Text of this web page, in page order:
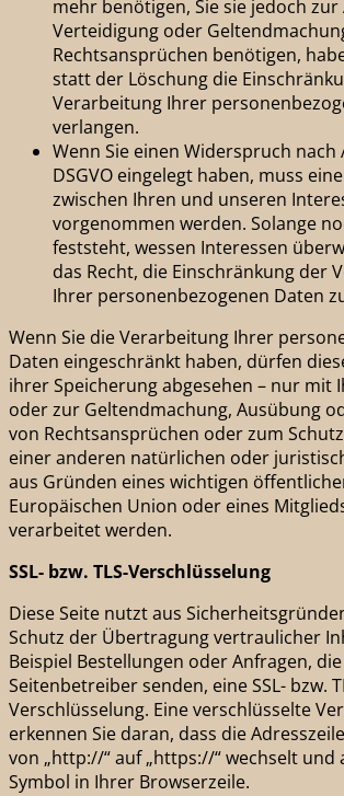
mehr benötigen, Sie sie jedoch zur
Verteidigung oder
Rechtsansprüchen benötigen,
statt der Löschung die
Verarbeitung Ihrer
verlangen.
Wenn Sie einen Widerspruch nach
DSGVO eingelegt haben, muss
zwischen Ihren und unseren
vorgenommen werden. Solange
feststeht, wessen Interessen
das Recht, die Einschränkung der
Ihrer personenbezogenen Daten
Wenn Sie die Verarbeitung Ihrer
Daten eingeschränkt haben, dürfen
ihrer Speicherung abgesehen – nur mit
oder zur Geltendmachung, Ausübung
von Rechtsansprüchen oder zum
einer anderen natürlichen oder
aus Gründen eines wichtigen
Europäischen Union oder eines
verarbeitet werden.
SSL- bzw. TLS-Verschlüsselung
Diese Seite nutzt aus
Schutz der Übertragung vertraulicher
Beispiel Bestellungen oder Anfragen,
Seitenbetreiber senden, eine SSL- bzw.
Verschlüsselung. Eine verschlüsselte
erkennen Sie daran, dass die
von „http://“ auf „https://“ wechselt und
Symbol in Ihrer Browserzeile.